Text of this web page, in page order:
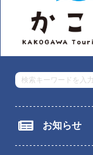
お知らせ